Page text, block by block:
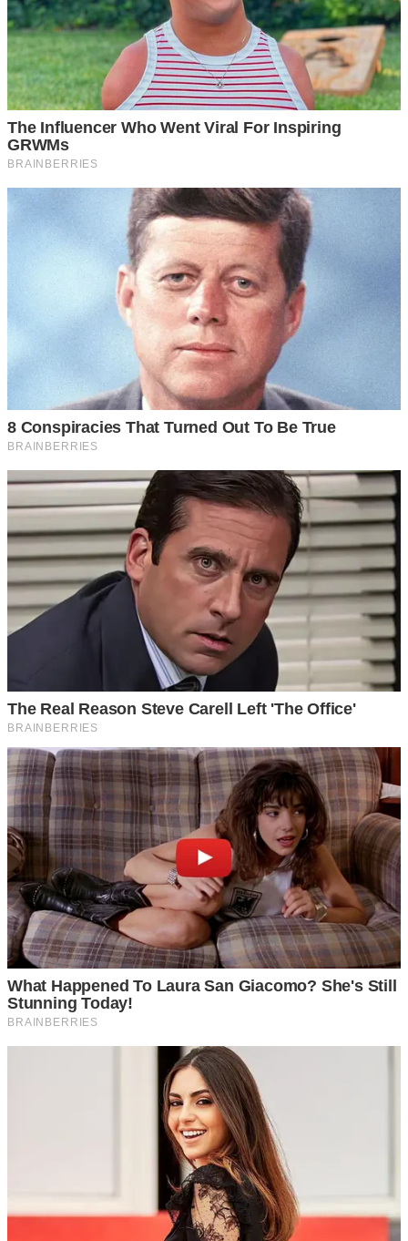
ทำได้บ่อยเท่าที่ต้องการ ด้วยราคามะนาวที่ไม่แพงมาก และหา
ได้ง่าย โดยให้นำมะนาวมาคั้นน้ำสด แล้วแต้มลงบนบริเวณที่
เป็นฝ้ากระแดด จุดด่างดำบนใบหน้า ทิ้งเอาไว้ 15 นาที เมื่อครบ
เวลาก็ล้างออกด้วยน้ำสะอาดแค่นี้ หากในเวลาที่เกิดสิว หรือมี
สิวอักเสบขึ้นบนใบหน้า ให้ใช้น้ำมะนาวนี่แหละแต้มลงบนหัวสิว
หรือบริเวณรอยแดงที่กำลังจะเิกดเป็นสิว ก็จะทำให้สิวต่างๆเริ่ม
3 ใบกระเพราแห้ง
ให้เริ่มจากนำใบกระเพราสดมาล้างให้สะอาดสัก 2-3 รอบ แล้ว
แล้วนำไปตากแดดให้ใบกระเพราแห้ง เมื่อได้ใบกระเพราที่แห้ง
ดีแล้ว ก็นำมาบดให้ละเอียด ใช้ประมาณ 3 ช้อนโต๊ะ ต้มกับน้ำ
1/2 แก้ว คนให้ส่วนผสมเข้ากันดี ยกลงปล่อยไว้ให้เย็น แล้วนำ
ส่วนผสมที่ได้ มาทาตามบริเวณที่เกิดกระบนใบหน้า ทำแบบนี้
เป็นประจำวันละ 2 ครั้ง รอยที่เป็นอยู่ก็จะค่อยๆจางลงจนหายไป
4 นมเปรี้ยว